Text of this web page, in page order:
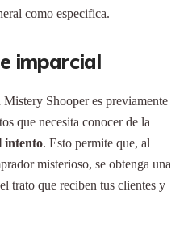
como especifica.
imparcial
Mistery Shooper es previamente
que necesita conocer de la
intento. Esto permite que, al
misterioso, se obtenga una
trato que reciben tus clientes y